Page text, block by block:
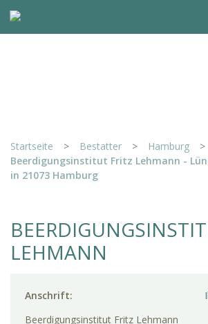
Startseite > Bestatter > Hamburg
>
Beerdigungsinstitut Fritz Lehmann -
in 21073 Hamburg
LEHMANN
Anschrift:
Beerdigungsinstitut Fritz Lehmann